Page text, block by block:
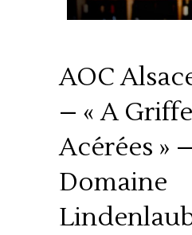
AOC
– « A
Acérées » –
Domaine